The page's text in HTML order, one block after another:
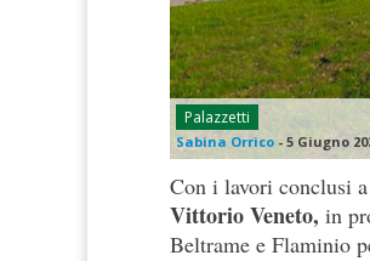
Palazzetti
Sabina Orrico - 5 Giugno
Con i lavori conclusi
Vittorio Veneto, in
Beltrame e Flaminio